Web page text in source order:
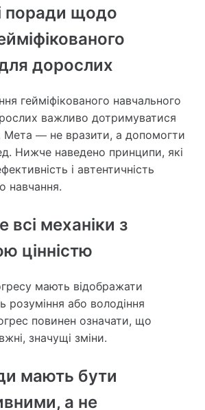
поради щодо
дорослих
гейміфікованого навчального
важливо дотримуватися
— не вразити, а допомогти
Нижче наведено принципи, які
і автентичність
навчання.
всі механіки з
цінністю
мають відображати
розуміння або володіння
повинен означати, що
значущі зміни.
мають бути
а не